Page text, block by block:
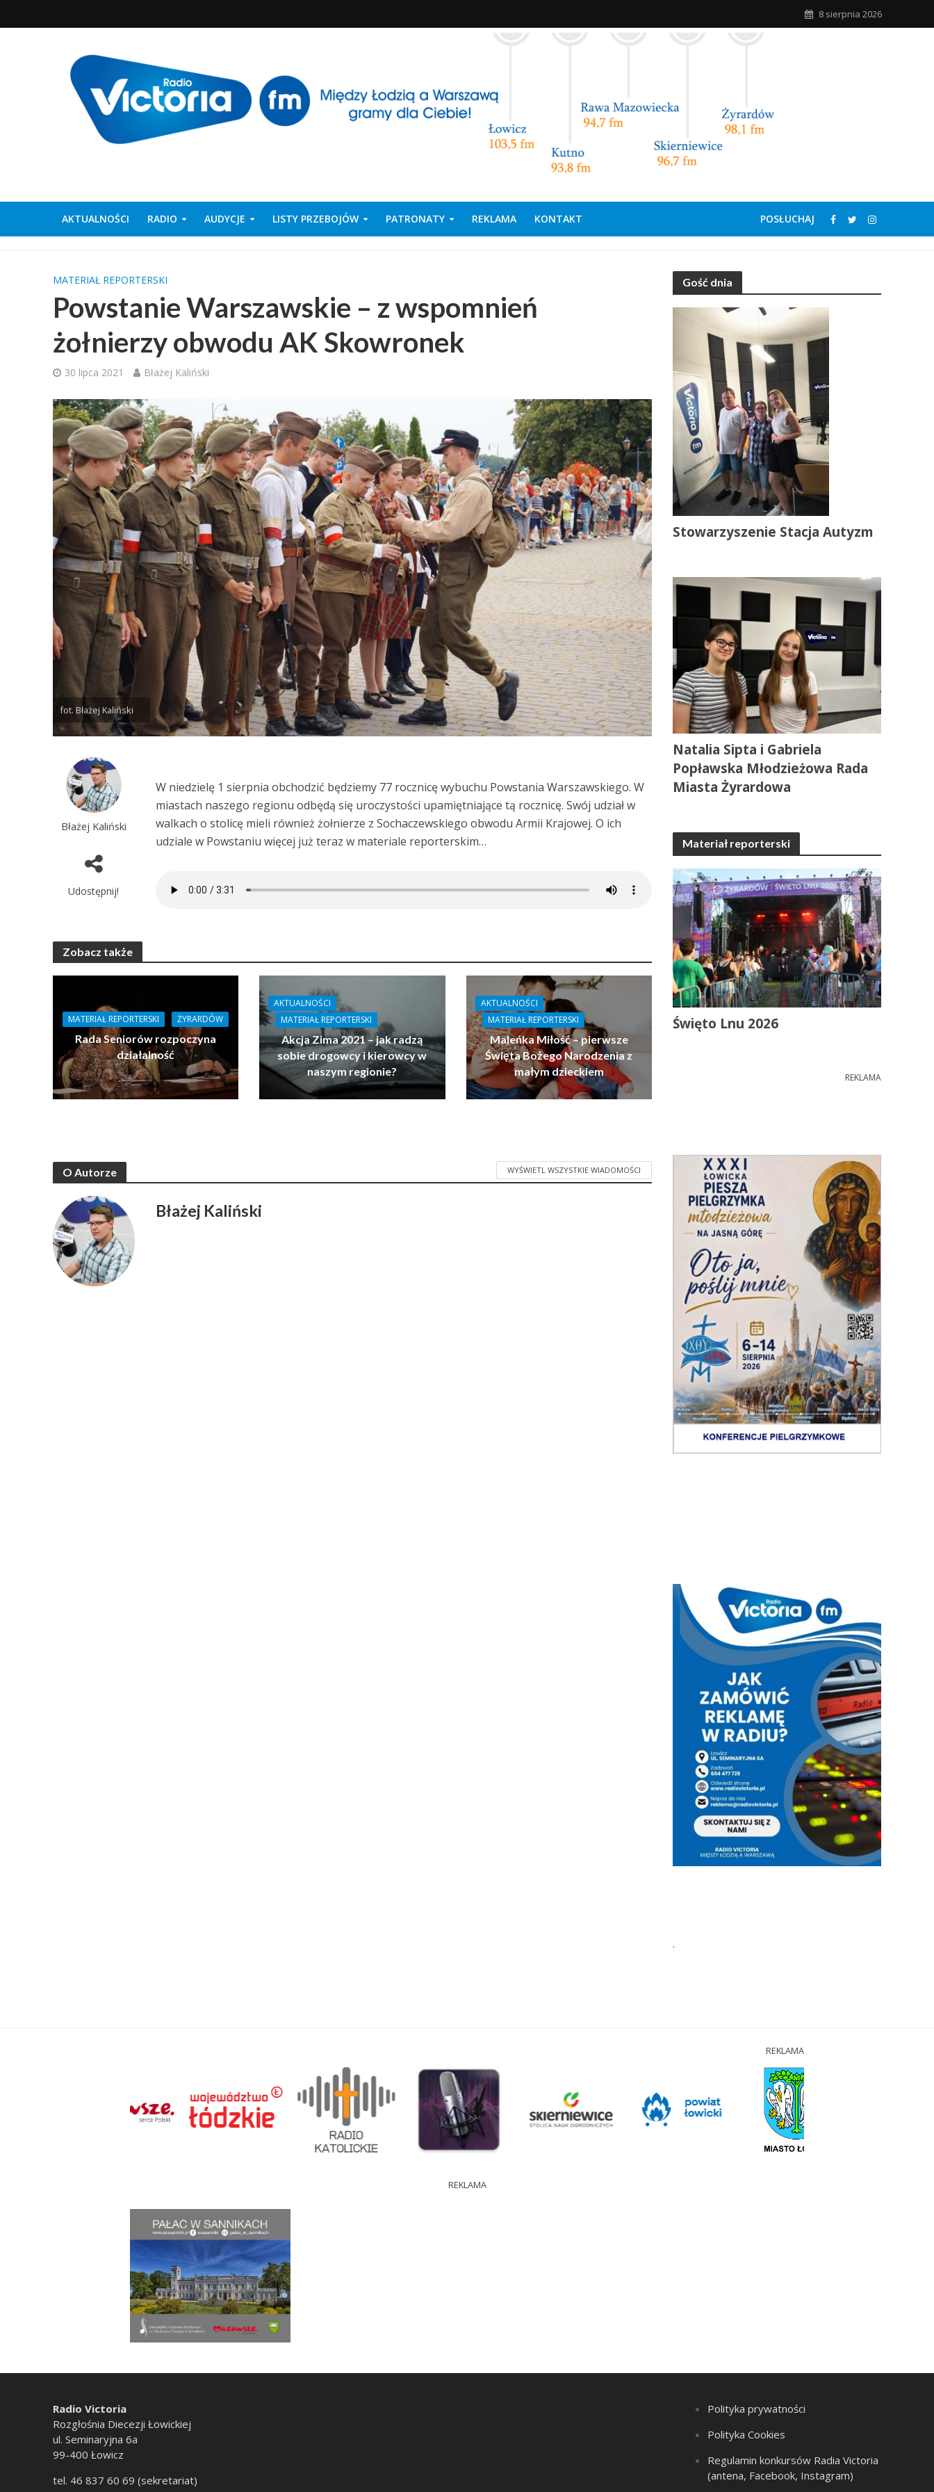
8 sierpnia 2026
AKTUALNOŚCI RADIO AUDYCJE LISTY PRZEBOJÓW PATRONATY REKLAMA KONTAKT POSŁUCHAJ
MATERIAŁ REPORTERSKI
Powstanie Warszawskie – z wspomnień
żołnierzy obwodu AK Skowronek
30 lipca 2021 Błażej Kaliński
fot. Błażej Kaliński
Błażej Kaliński
Udostępnij!
W niedzielę 1 sierpnia obchodzić będziemy 77 rocznicę wybuchu Powstania Warszawskiego. W
miastach naszego regionu odbędą się uroczystości upamiętniające tą rocznicę. Swój udział w
walkach o stolicę mieli również żołnierze z Sochaczewskiego obwodu Armii Krajowej. O ich
udziale w Powstaniu więcej już teraz w materiale reporterskim…
Zobacz także
MATERIAŁ REPORTERSKI ŻYRARDÓW
Rada Seniorów rozpoczyna
działalność
AKTUALNOŚCI
MATERIAŁ REPORTERSKI
Akcja Zima 2021 – jak radzą
sobie drogowcy i kierowcy w
naszym regionie?
AKTUALNOŚCI
MATERIAŁ REPORTERSKI
Maleńka Miłość – pierwsze
Święta Bożego Narodzenia z
małym dzieckiem
O Autorze WYŚWIETL WSZYSTKIE WIADOMOŚCI
Błażej Kaliński
Gość dnia
Stowarzyszenie Stacja Autyzm
Natalia Sipta i Gabriela
Popławska Młodzieżowa Rada
Miasta Żyrardowa
Materiał reporterski
Święto Lnu 2026
REKLAMA
.
REKLAMA
REKLAMA
Radio Victoria
Rozgłośnia Diecezji Łowickiej
ul. Seminaryjna 6a
99-400 Łowicz
tel. 46 837 60 69 (sekretariat)
Polityka prywatności
Polityka Cookies
Regulamin konkursów Radia Victoria
(antena, Facebook, Instagram)